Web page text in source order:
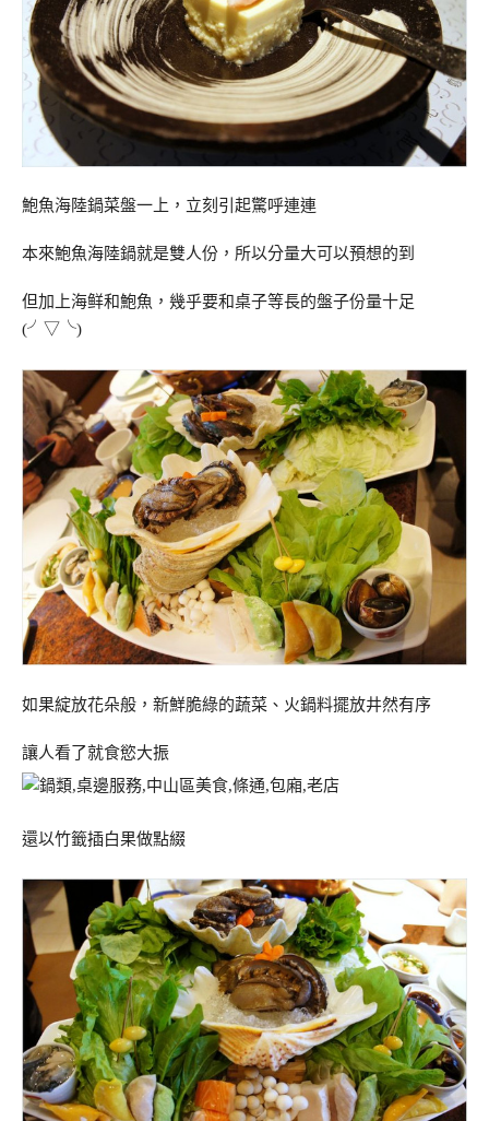
鮑魚海陸鍋菜盤一上，立刻引起驚呼連連
本來鮑魚海陸鍋就是雙人份，所以分量大可以預想的到
但加上海鲜和鮑魚，幾乎要和桌子等長的盤子份量十足
(╯▽╰)
如果綻放花朵般，新鮮脆綠的蔬菜、火鍋料擺放井然有序
讓人看了就食慾大振
還以竹籤插白果做點綴